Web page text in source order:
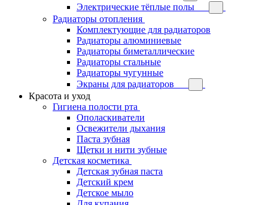
Электрические тёплые полы
Радиаторы отопления
Комплектующие для радиаторов
Радиаторы алюминиевые
Радиаторы биметаллические
Радиаторы стальные
Радиаторы чугунные
Экраны для радиаторов
Красота и уход
Гигиена полости рта
Ополаскиватели
Освежители дыхания
Паста зубная
Щетки и нити зубные
Детская косметика
Детская зубная паста
Детский крем
Детское мыло